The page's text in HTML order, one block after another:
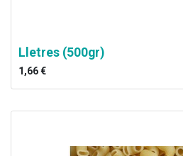
Lletres (500gr)
1,66€